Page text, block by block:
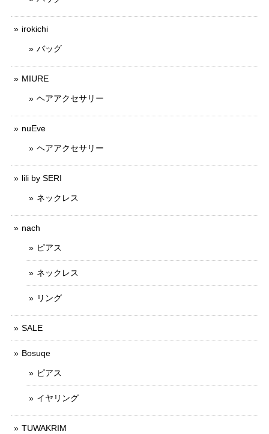
irokichi
バッグ
MIURE
ヘアアクセサリー
nuEve
ヘアアクセサリー
lili by SERI
ネックレス
nach
ピアス
ネックレス
リング
SALE
Bosuqe
ピアス
イヤリング
TUWAKRIM